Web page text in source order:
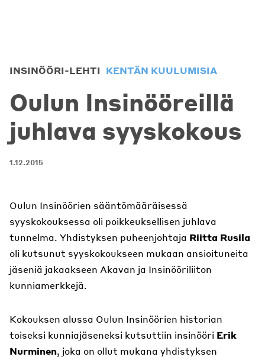
INSINÖÖRI-LEHTI KENTÄN KUULUMISIA
Oulun Insinööreillä
juhlava syyskokous
1.12.2015
Oulun Insinöörien sääntömääräisessä
syyskokouksessa oli poikkeuksellisen juhlava
tunnelma. Yhdistyksen puheenjohtaja Riitta Rusila
oli kutsunut syyskokoukseen mukaan ansioituneita
jäseniä jakaakseen Akavan ja Insinööriliiton
kunniamerkkejä.
Kokouksen alussa Oulun Insinöörien historian
toiseksi kunniajäseneksi kutsuttiin insinööri Erik
Nurminen, joka on ollut mukana yhdistyksen